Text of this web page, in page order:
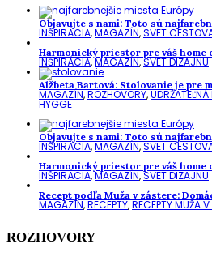
Objavujte s nami: Toto sú
INŠPIRÁCIA,MAGAZÍN,SVET
Harmonický priestor pre váš home
INŠPIRÁCIA,MAGAZÍN,SVET DIZAJNU
Alžbeta Bartová: Stolovanie je pre
MAGAZÍN,ROZHOVORY,
HYGGE
Objavujte s nami: Toto sú
INŠPIRÁCIA,MAGAZÍN,SVET
Harmonický priestor pre váš home
INŠPIRÁCIA,MAGAZÍN,SVET DIZAJNU
Recept podľa Muža v zástere:
MAGAZÍN,RECEPTY,RECEPTY MUŽA
ROZHOVORY